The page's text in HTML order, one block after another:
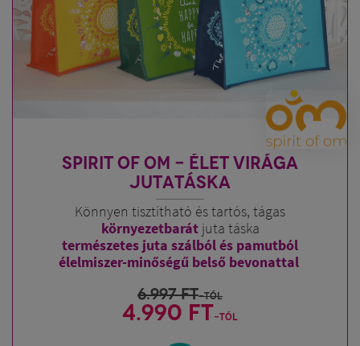
SPIRIT OF OM - ÉLET VIRÁGA
JUTATÁSKA
Könnyen tisztítható és tartós, tágas
környezetbarát juta táska
természetes juta szálból és pamutból
élelmiszer-minőségű belső bevonattal
6.997FT-tól
4.990 FT-tól